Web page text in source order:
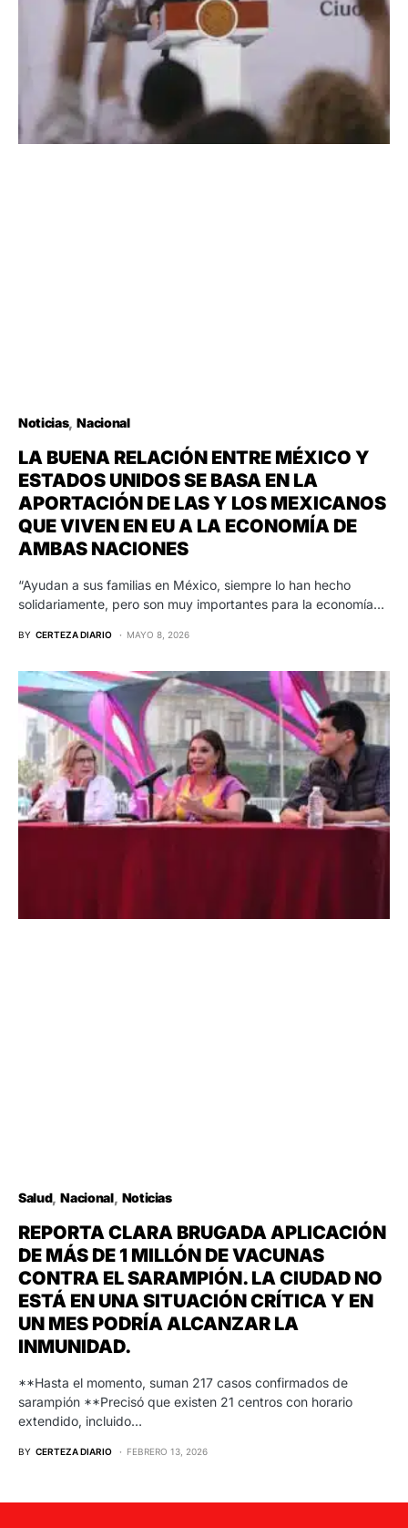
Noticias Nacional
LA BUENA RELACIÓN ENTRE MÉXICO Y
ESTADOS UNIDOS SE BASA EN LA
APORTACIÓN DE LAS Y LOS MEXICANOS
QUE VIVEN EN EU A LA ECONOMÍA DE
AMBAS NACIONES
“Ayudan a sus familias en México, siempre lo han hecho
solidariamente, pero son muy importantes para la economía…
BY CERTEZA DIARIO MAYO 8, 2026
Salud Nacional Noticias
REPORTA CLARA BRUGADA APLICACIÓN
DE MÁS DE 1 MILLÓN DE VACUNAS
CONTRA EL SARAMPIÓN. LA CIUDAD NO
ESTÁ EN UNA SITUACIÓN CRÍTICA Y EN
UN MES PODRÍA ALCANZAR LA
INMUNIDAD.
**Hasta el momento, suman 217 casos confirmados de
sarampión **Precisó que existen 21 centros con horario
extendido, incluido…
BY CERTEZA DIARIO FEBRERO 13, 2026